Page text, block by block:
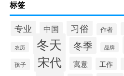
标签
专业 中国 习俗 作者
农历 冬天 冬季 品牌
孩子 宋代 寓意 工作